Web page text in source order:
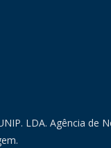
LDA. Agência de